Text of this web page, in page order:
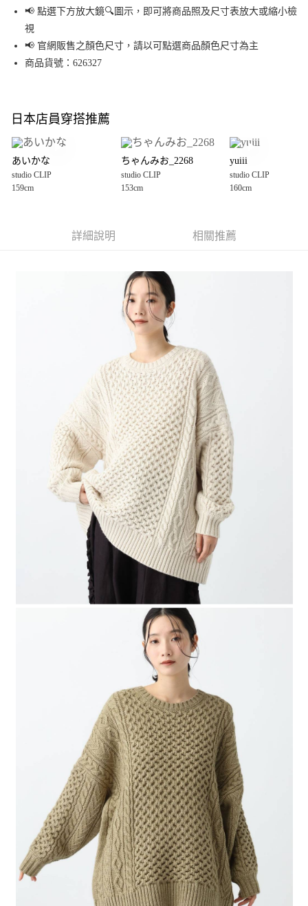
Apple Pay
街口支付
悠遊付
全盈+PAY
大哥付你分期
【大哥付你分期使用說明】
1.本服務由台灣大哥大提供，台灣大哥大用戶可立即使用無須另外申請。
2.付款方式選擇「大哥付你分期」，訂單成立後會自動跳轉到大哥付的交易
3.實際核准額度、可分期數及費用金額請依後續交易確認頁面所載為準。
4.訂單成立30分鐘內，如未前往確認交易或遇審核未通過，訂單將自動取
1.分期款項不併入電信帳單，「大哥付你分期」於每月結算日後寄送繳費提
2.透過簡訊連結打開帳單後，可選擇「超商條碼／台灣大直營門市／銀行轉
帳／街口支付／iPASS MONEY」等通路繳費。
1.本服務係由「台灣大哥大股份有限公司」（以下簡稱本公司）所提供，讓
用戶於交易時，得透過本服務購買商品或服務，並由商店將買賣／分期付款
買賣價金債權讓與本公司後，依約使用本公司帳單繳交帳款。
2.基於同意付款使用「大哥付你分期」之契約關係目的，商店將以您的個人
資料（包含姓名、電話或地址）提供予台灣大哥大進項蒐集、處理及利用，
由本公司與您本人進行分期帳單所需資料之確認、核對及更正。
3.完整用戶服務條款，請詳閱以下連結：https://oppay.tw/userRule
AFTEE先享後付
３．安心：先確認商品／服務後，再付款。
【「AFTEE先享後付」結帳流程】
１．於結帳方式選擇「AFTEE先享後付」後，將跳轉至「AFTEE先享後付」
結帳頁面，進行簡訊認證並確認金額後，即可完成結帳。
２．訂單成立數日內，您將收到繳費通知簡訊。
３．收到繳費通知簡訊後14天內，點擊此簡訊中的連結，可透過四大超商／
ATM／網路銀行／等多元方式進行付款，方視為交易完成。
※ 請注意：結帳手續完成當下不需立刻繳費，但若您需要取消訂單，請聯絡
購買商品的店家。未經商家同意取消之訂單仍視為有效，需透過AFTEE先享
※ 交易是否成功請以「AFTEE先享後付 」之結帳頁面顯示為準，若有關於
是否繳費成功／繳費後需取消欲退款等相關疑問，請聯繫「AFTEE先享後付
客戶支援中心」https://netprotections.freshdesk.com/support/home
【注意事項】
１．透過由恩沛科技股份有限公司提供之「AFTEE先享後付」服務完成之交
易，需依本服務之必要範圍內提供個人資料，並將交易相關給付款項請求債
權轉讓予恩沛科技股份有限公司。
２．關於個人資料處理事宜，請瀏覽以下網址：https://aftee.tw/terms/#terms3
３．未成年的使用者請事先徵得法定代理人或監護人之同意方可使用
「AFTEE先享後付」，若未經同意申辦者引起之損失，本公司不負相關責
４．使用「AFTEE先享後付」時，將依據個別帳號之用戶狀況，依本公司即
時審查核予不同之上限額度；若仍有額度不足之情形，本公司將視審查結果
請求用戶進行身份認證。
５．嚴禁一人註冊多個帳號或使用他人資訊註冊。若發現惡意使用之情形，
恩沛科技股份有限公司將有權停止該用戶之使用額度並採取法律行動。
每筆NT$80，滿NT$1,500(含以上)免運費
每筆NT$80，滿NT$1,500(含以上)免運費
每筆NT$80，滿NT$1,500(含以上)免運費
每筆NT$80，滿NT$1,500(含以上)免運費
每筆NT$80，滿NT$1,500(含以上)免運費
📢 點選下方放大鏡🔍圖示，即可將商品照及尺寸表放大或縮小檢
視
📢 官網販售之顏色尺寸，請以可點選商品顏色尺寸為主
商品貨號：626327
日本店員穿搭推薦
あいかな
studio CLIP
159cm
ちゃんみお_2268
studio CLIP
153cm
yuiii
studio CLIP
160cm
詳細說明 相關推薦